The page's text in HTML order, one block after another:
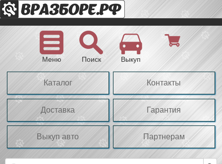
Меню Поиск Выкуп
Каталог Контакты
Доставка Гарантия
Выкуп авто Партнерам